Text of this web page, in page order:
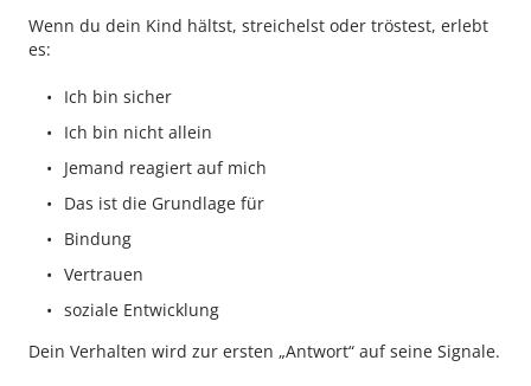
Wenn du dein Kind hältst, streichelst oder tröstest, erlebt
es:
Ich bin sicher
Ich bin nicht allein
Jemand reagiert auf mich
Das ist die Grundlage für
Bindung
Vertrauen
soziale Entwicklung
Dein Verhalten wird zur ersten „Antwort“ auf seine Signale.